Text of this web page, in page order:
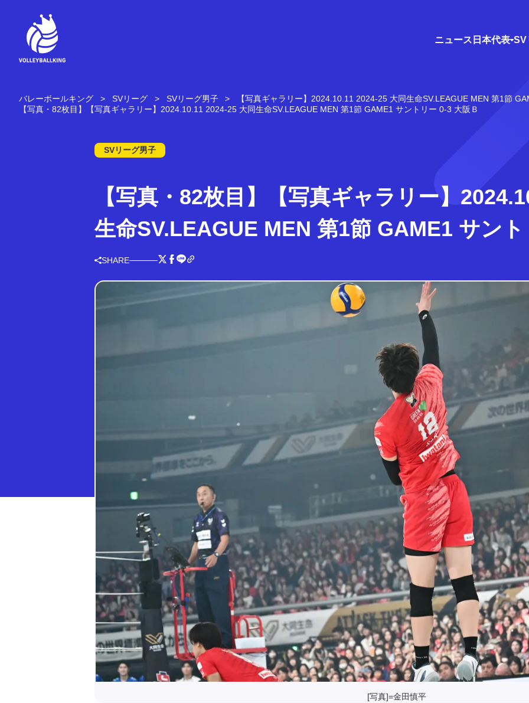
ニュース 日本代表 SV
バレーボールキング SVリーグ SVリーグ男子
【写真ギャラリー】2024.10.11 2024-25 大同生命SV.LEAGUE MEN 第1節
【写真・82枚目】【写真ギャラリー】2024.10.11 2024-25 大同生命SV.LEAGUE MEN 第1節 GAME1 サントリー 0-3 大阪Ｂ
SVリーグ男子
【写真・82枚目】【写真ギャラリー】
生命SV.LEAGUE MEN 第1節 GAME1 サン
SHARE
[写真]=金田慎平